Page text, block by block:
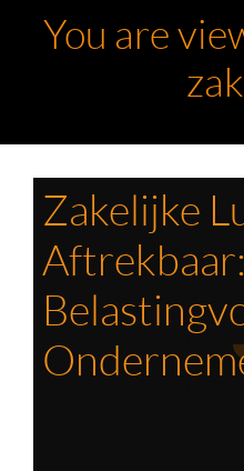
You are
Zakelijke
Aftrekbaar: